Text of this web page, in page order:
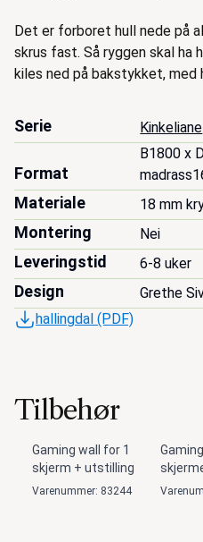
Det er forboret hull nede på
skrus fast. Så ryggen skal ha
kiles ned på bakstykket, med
Serie Kinkeliane
Format
B1800 x
Materiale 18 mm
Montering Nei
Leveringstid 6-8 uker
Design
Grethe
hallingdal (PDF)
Tilbehør
Gaming wall for 1
skjerm + utstilling
Varenummer: 83244